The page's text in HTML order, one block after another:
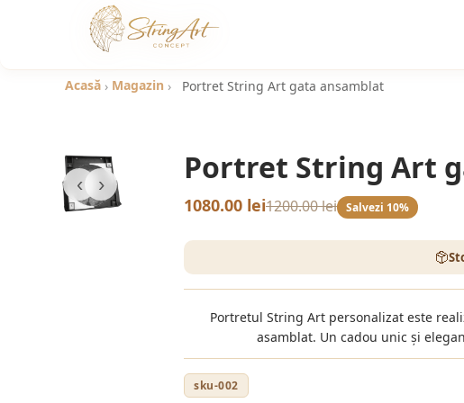
Acasă › Magazin › Portret String Art gata ansamblat
‹ › Portret String Art
1080.00 lei1200.00 lei Salvezi 10%
Portretul String Art personalizat este
asamblat. Un cadou unic și
sku-002